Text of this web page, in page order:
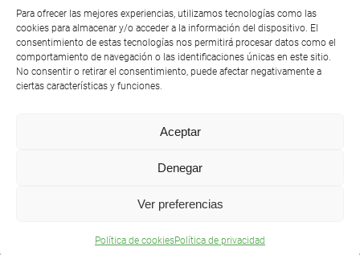
Para ofrecer las mejores experiencias, utilizamos tecnologías como las
cookies para almacenar y/o acceder a la información del dispositivo. El
consentimiento de estas tecnologías nos permitirá procesar datos como el
comportamiento de navegación o las identificaciones únicas en este sitio.
No consentir o retirar el consentimiento, puede afectar negativamente a
ciertas características y funciones.
Aceptar
Denegar
Ver preferencias
Política de cookiesPolítica de privacidad
Agenda
Club Náutico Sevilla © 2021 |Aviso legal